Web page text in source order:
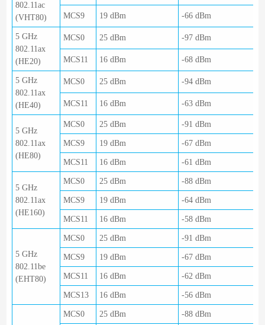
802.11ac
(VHT80)
MCS9 19 dBm -66 dBm
5 GHz
802.11ax
(HE20)
MCS0 25 dBm -97 dBm
MCS11 16 dBm -68 dBm
5 GHz
802.11ax
(HE40)
MCS0 25 dBm -94 dBm
MCS11 16 dBm -63 dBm
5 GHz
802.11ax
(HE80)
MCS0 25 dBm -91 dBm
MCS9 19 dBm -67 dBm
MCS11 16 dBm -61 dBm
5 GHz
802.11ax
(HE160)
MCS0 25 dBm -88 dBm
MCS9 19 dBm -64 dBm
MCS11 16 dBm -58 dBm
5 GHz
802.11be
(EHT80)
MCS0 25 dBm -91 dBm
MCS9 19 dBm -67 dBm
MCS11 16 dBm -62 dBm
MCS13 16 dBm -56 dBm
MCS0 25 dBm -88 dBm